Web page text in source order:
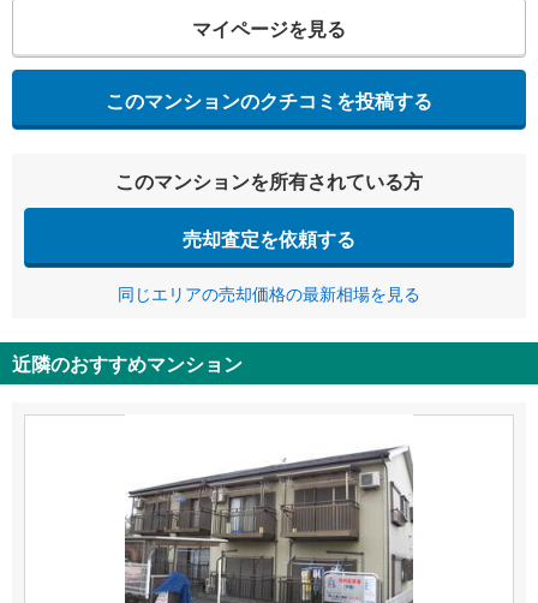
マイページを見る
このマンションのクチコミを投稿する
このマンションを所有されている方
売却査定を依頼する
同じエリアの売却価格の最新相場を見る
近隣のおすすめマンション